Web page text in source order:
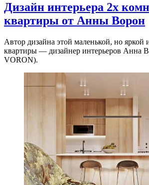
Дизайн интерьера 2х
квартиры от Анны Ворон
Автор дизайна этой маленькой, но яркой
квартиры — дизайнер интерьеров Анна
VORON).